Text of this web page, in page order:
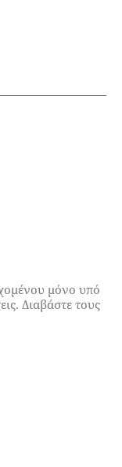
μόνο υπό
Διαβάστε τους